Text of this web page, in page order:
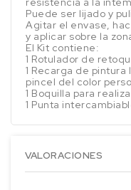
Puede ser lijado y
Agitar el envase,
y aplicar sobre la
El Kit contiene:
1 Rotulador de
1 Recarga de
pincel del color
1 Boquilla para
1 Punta
VALORACIONES